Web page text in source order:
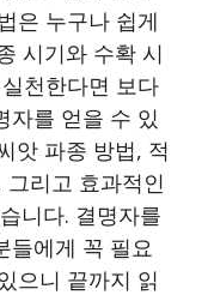
은 누구나 쉽게
시기와 수확 시
천한다면 보다
자를 얻을 수 있
앗 파종 방법, 적
리고 효과적인
니다. 결명자를
들에게 꼭 필요
으니 끝까지 읽